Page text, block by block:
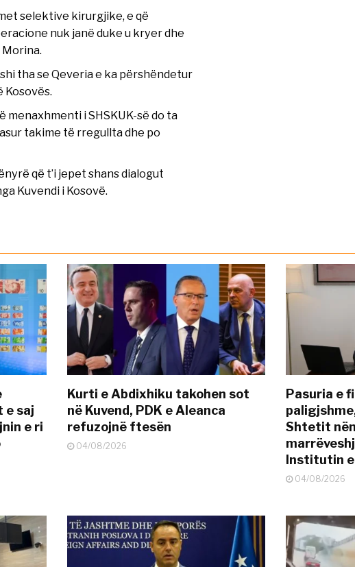
selektive kirurgjike, e që
nuk janë duke u kryer dhe
tha se Qeveria e ka përshëndetur
Kosovës.
menaxhmenti i SHSKUK-së do ta
takime të rregullta dhe po
që t’i jepet shans dialogut
Kuvendi i Kosovë.
e saj
e ri
Kurti e Abdixhiku takohen sot
në Kuvend, PDK e Aleanca
refuzojnë ftesën
04/08/2026
Pasuria e
Shtetit
Institutin
04/08/2026